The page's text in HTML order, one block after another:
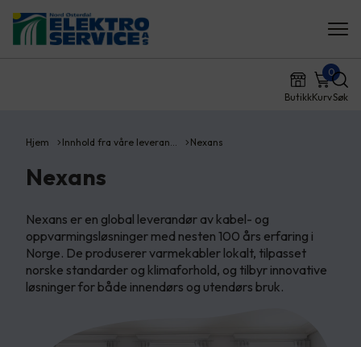
ButikkKurv
0
Søk
Hjem Innhold fra våre leveran… Nexans
Nexans
Nexans er en global leverandør av kabel- og
oppvarmingsløsninger med nesten 100 års erfaring i
Norge. De produserer varmekabler lokalt, tilpasset
norske standarder og klimaforhold, og tilbyr innovative
løsninger for både innendørs og utendørs bruk.